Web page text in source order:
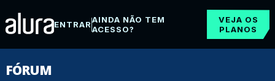
ENTRARAINDA NÃO TEM
ACESSO?
VEJA OS
PLANOS
FÓRUM